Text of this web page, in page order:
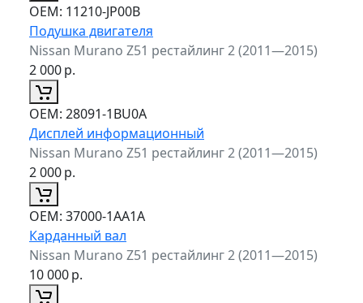
ОЕМ: 11210-JP00B
Подушка двигателя
Nissan Murano Z51 рестайлинг 2 (2011—2015)
2 000р.
ОЕМ: 28091-1BU0A
Дисплей информационный
Nissan Murano Z51 рестайлинг 2 (2011—2015)
2 000р.
ОЕМ: 37000-1AA1A
Карданный вал
Nissan Murano Z51 рестайлинг 2 (2011—2015)
10 000р.